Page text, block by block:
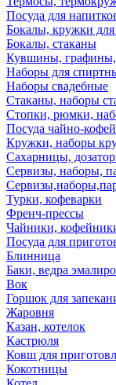
Посуда для
Бокалы, кружки
Бокалы, стаканы
Кувшины,
Наборы для
Наборы свадебные
Стаканы, наборы
Стопки, рюмки,
Посуда чайно-
Кружки, наборы
Сахарницы,
Сервизы, наборы,
Турки, кофеварки
Френч-прессы
Чайники,
Посуда для
Блинница
Баки, ведра
Вок
Горшок для
Жаровня
Казан, котелок
Кастрюля
Ковш для
Кокотницы